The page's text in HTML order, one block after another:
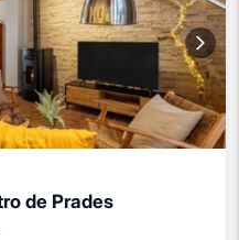
de Prades